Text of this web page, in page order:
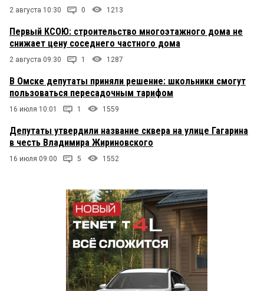
2 августа 10:30 0 1213
Первый КСОЮ: строительство многоэтажного дома не
снижает цену соседнего частного дома
2 августа 09:30 1 1287
В Омске депутаты приняли решение: школьники смогут
пользоваться пересадочным тарифом
16 июля 10:01 1 1559
Депутаты утвердили название сквера на улице Гагарина
в честь Владимира Жириновского
16 июля 09:00 5 1552